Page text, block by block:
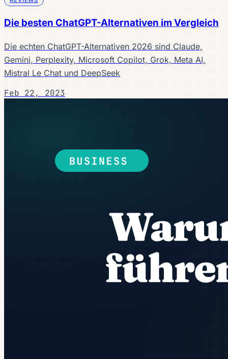
Die besten ChatGPT-Alternativen im Vergleich
Die echten ChatGPT-Alternativen 2026 sind Claude,
Gemini, Perplexity, Microsoft Copilot, Grok, Meta AI,
Mistral Le Chat und DeepSeek
Feb 22, 2023